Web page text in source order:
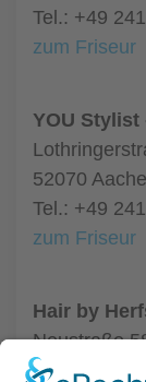
Tel.: +49
zum Friseur
YOU Stylist
52070
Tel.: +49
zum Friseur
Hair by
Neustraße
52066